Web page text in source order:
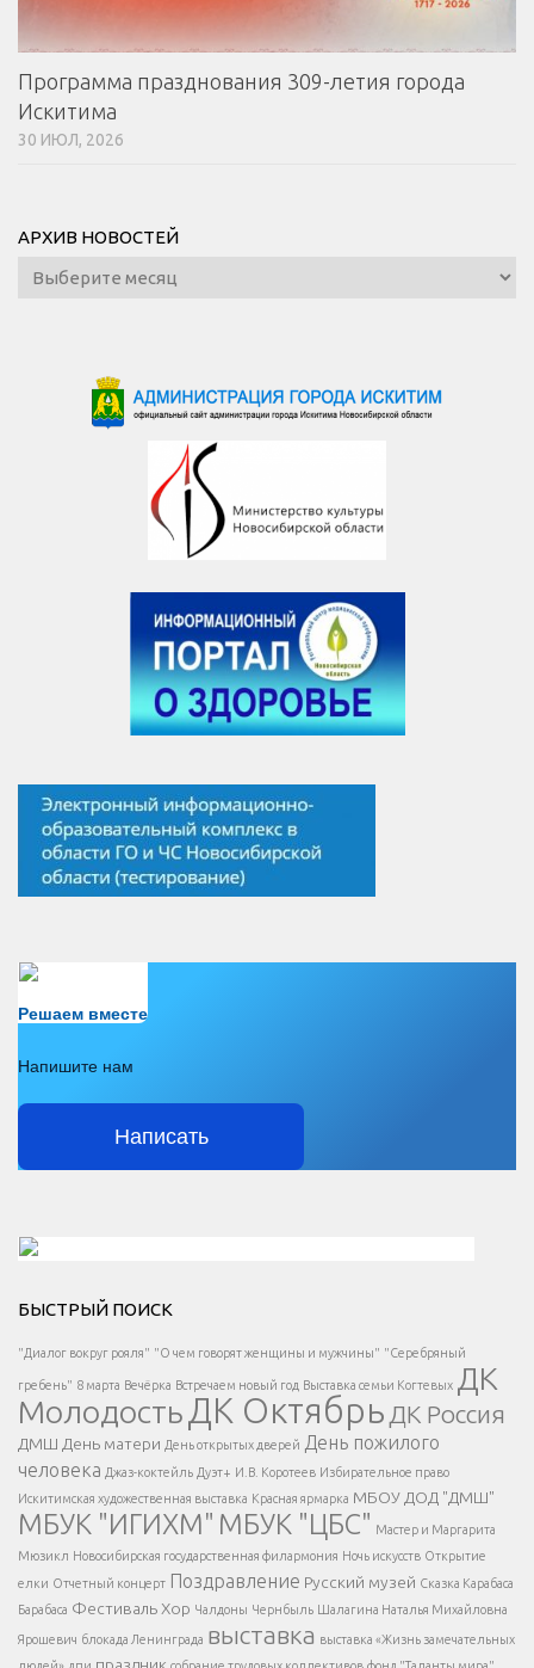
Программа празднования 309-летия города
Искитима
30 ИЮЛ, 2026
АРХИВ НОВОСТЕЙ
Архив
новостей
Решаем вместе
Напишите нам
Написать
Есть вопрос?
Напишите нам
</span >
Написать
</button >
</div >
</div > </div >
БЫСТРЫЙ ПОИСК
"Диалог вокруг рояля" "О чем говорят женщины и мужчины" "Серебряный
гребень" 8 марта Вечёрка Встречаем новый год Выставка семьи Когтевых ДК
МолодостьДК Октябрь ДК Россия
ДМШ День матери День открытых дверей День пожилого
человека Джаз-коктейль Дуэт+ И.В. Коротеев Избирательное право
Искитимская художественная выставка Красная ярмарка МБОУ ДОД "ДМШ"
МБУК "ИГИХМ" МБУК "ЦБС" Мастер и Маргарита
Мюзикл Новосибирская государственная филармония Ночь искусств Открытие
елки Отчетный концерт Поздравление Русский музей Сказка Карабаса
Барабаса Фестиваль Хор Чалдоны Чернбыль Шалагина Наталья Михайловна
Ярошевич блокада Ленинграда выставка выставка «Жизнь замечательных